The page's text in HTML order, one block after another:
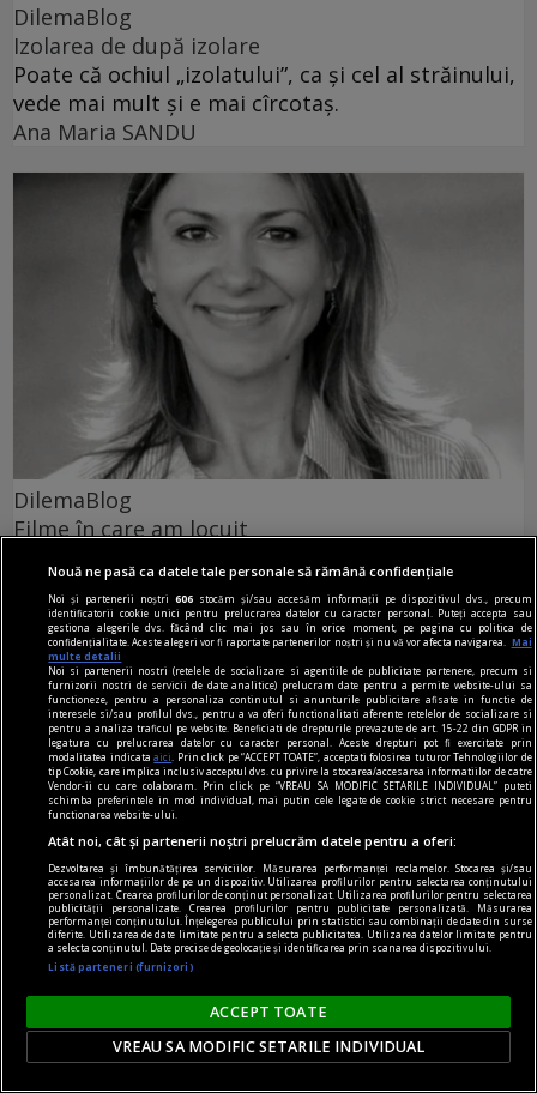
DilemaBlog
Izolarea de după izolare
Poate că ochiul „izolatului”, ca și cel al străinului,
vede mai mult și e mai cîrcotaș.
Ana Maria SANDU
DilemaBlog
Filme în care am locuit
familiaritate.
Anda DOCEA
DilemaBlog
Slobod la gură. Și la minte
Doi prieteni vechi și deja bătrîni vorbesc despre
New York, viață și lume, ca altădată păpușile
Nouă ne pasă ca datele tale personale să rămână confidențiale
Noi și partenerii noștri606 stocăm și/sau accesăm informații pe dispozitivul dvs., precum
identificatorii cookie unici pentru prelucrarea datelor cu caracter personal. Puteți accepta sau
gestiona alegerile dvs. făcând clic mai jos sau în orice moment, pe pagina cu politica de
confidențialitate. Aceste alegeri vor fi raportate partenerilor noștri și nu vă vor afecta navigarea.
Mai
multe detalii
Noi si partenerii nostri (retelele de socializare si agentiile de publicitate partenere, precum si
furnizorii nostri de servicii de date analitice) prelucram date pentru a permite website-ului sa
functioneze, pentru a personaliza continutul si anunturile publicitare afisate in functie de
interesele si/sau profilul dvs., pentru a va oferi functionalitati aferente retelelor de socializare si
pentru a analiza traficul pe website. Beneficiati de drepturile prevazute de art. 15-22 din GDPR in
legatura cu prelucrarea datelor cu caracter personal. Aceste drepturi pot fi exercitate prin
modalitatea indicataaici
. Prin click pe “ACCEPT TOATE”, acceptati folosirea tuturor Tehnologiilor de
tip Cookie, care implica inclusiv acceptul dvs. cu privire la stocarea/accesarea informatiilor de catre
Vendor-ii cu care colaboram. Prin click pe “VREAU SA MODIFIC SETARILE INDIVIDUAL” puteti
schimba preferintele in mod individual, mai putin cele legate de cookie strict necesare pentru
functionarea website-ului.
Atât noi, cât și partenerii noștri prelucrăm datele pentru a oferi:
Dezvoltarea și îmbunătățirea serviciilor. Măsurarea performanței reclamelor. Stocarea și/sau
accesarea informațiilor de pe un dispozitiv. Utilizarea profilurilor pentru selectarea conținutului
personalizat. Crearea profilurilor de conținut personalizat. Utilizarea profilurilor pentru selectarea
publicității personalizate. Crearea profilurilor pentru publicitate personalizată. Măsurarea
performanței conținutului. Înțelegerea publicului prin statistici sau combinații de date din surse
diferite. Utilizarea de date limitate pentru a selecta publicitatea. Utilizarea datelor limitate pentru
a selecta conținutul. Date precise de geolocație și identificarea prin scanarea dispozitivului.
Listă parteneri (furnizori)
ACCEPT TOATE
VREAU SA MODIFIC SETARILE INDIVIDUAL